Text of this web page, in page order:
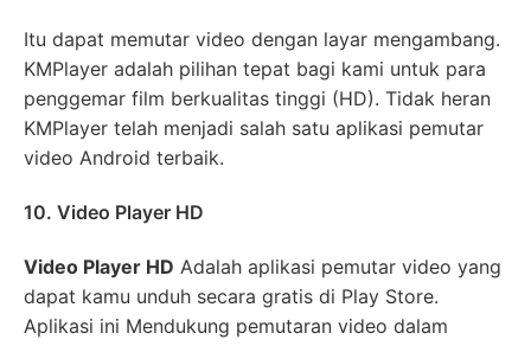
Itu dapat memutar video dengan layar mengambang.
KMPlayer adalah pilihan tepat bagi kami untuk para
penggemar film berkualitas tinggi (HD). Tidak heran
KMPlayer telah menjadi salah satu aplikasi pemutar
video Android terbaik.
10. Video Player HD
Video Player HD Adalah aplikasi pemutar video yang
dapat kamu unduh secara gratis di Play Store.
Aplikasi ini Mendukung pemutaran video dalam